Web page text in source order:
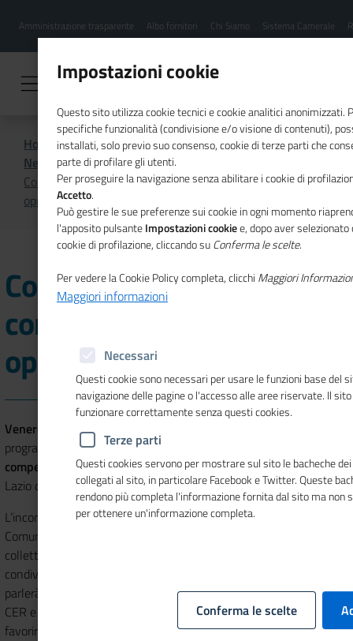
contenuto
Menu
hamburgher
Amministrazione trasparente Albo fornitori Chi Siamo Sistema Camerale
Home CSR
Comunicazione
News di CSR
Comunita' energetiche e competitività: nuove
opportunità per le Pmi
Comunita' energetiche e
competitività: nuove
opportunità per le Pmi
Venerdì 12 novembre 2021
programma il webinar gratuito "
competitività: nuove opportunità per le PMI" promosso nell'alto
Lazio dalla
Camera di Commercio Rieti-Viterbo.
L’incontro costituisce un approfondimento sul tema delle
Comunità energetiche (CER) e sui nuovi modelli di autoconsumo
collettivo che consentono a imprese, comunità locali e cittadini di
condividere energia elettrica prodotta da
parlerà anche dei benefici economici, ambientali e sociali delle
CER e delle possibili tecnologie da utilizzare anche nell’ottica di
favorire la transizione sostenibile del territorio.
Impostazioni cookie
Questo sito utilizza cookie tecnici e cookie analitici anonimizzati.
specifiche funzionalità (condivisione e/o visione di contenuti),
installati, solo previo suo consenso, cookie di terze parti che
parte di profilare gli utenti.
Per proseguire la navigazione senza abilitare i cookie di
Accetto.
Può gestire le sue preferenze sui cookie in ogni momento
l'apposito pulsanteImpostazioni cookiee, dopo aver
cookie di profilazione, cliccando suConferma le scelte.
Per vedere la Cookie Policy completa, clicchi Maggiori
Maggiori informazioni
Necessari
Questi cookie sono necessari per usare le funzioni base del
navigazione delle pagine o l'accesso alle aree riservate. Il
funzionare correttamente senza questi cookies.
Terze parti
Questi cookies servono per mostrare sul sito le bacheche
collegati al sito, in particolare Facebook e Twitter. Queste
rendono più completa l'informazione fornita dal sito ma non
per ottenere un'informazione completa.
Conferma le scelte